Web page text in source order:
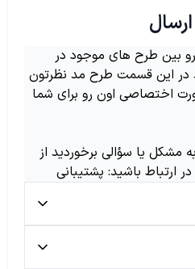
بین طرح های موجود در
در این قسمت طرح مد نظرتون
اختصاصی اون رو برای شما
مشکل یا سؤالی برخوردید از
ارتباط باشید: پشتیبانی